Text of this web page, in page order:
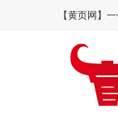
【黄页网】